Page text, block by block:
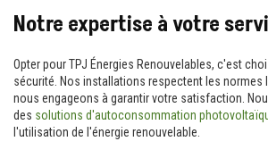
Notre expertise à votre
Opter pour TPJ Énergies Renouvelables, c'est
sécurité. Nos installations respectent les normes
nous engageons à garantir votre satisfaction.
des solutions d'autoconsommation
l'utilisation de l'énergie renouvelable.